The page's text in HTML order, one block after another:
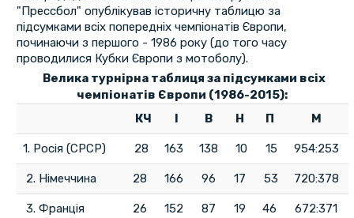
"Прессбол" опублікував історичну таблицю за
підсумками всіх попередніх чемпіонатів Європи,
починаючи з першого - 1986 року (до того часу
проводилися Кубки Європи з мотоболу).
Велика турнірна таблиця за підсумками всіх
чемпіонатів Європи (1986-2015):
КЧ
І В Н П М
1. Росія (СРСР) 28 163 138 10 15 954:253
2. Німеччина 28 166 96 17 53 720:378
3. Франція 26 152 87 19 46 672:371